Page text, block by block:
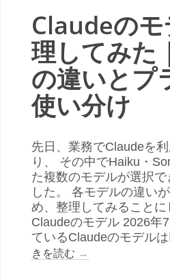
Claudeの
理してみた
の違いとプ
使い分け
先日、業務でClaudeを
り、 その中でHaiku・
た複数のモデルが選択で
した。 各モデルの違い
め、整理してみること
Claudeのモデル 2026年
ているClaudeのモデル
きを読む →